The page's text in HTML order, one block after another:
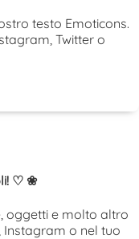
testo Emoticons.
Twitter o
♡ ❀
oggetti e molto altro
Instagram o nel tuo